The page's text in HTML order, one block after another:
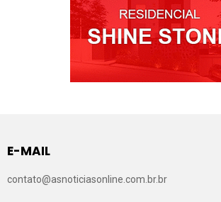
E-MAIL
contato@asnoticiasonline.com.br.br